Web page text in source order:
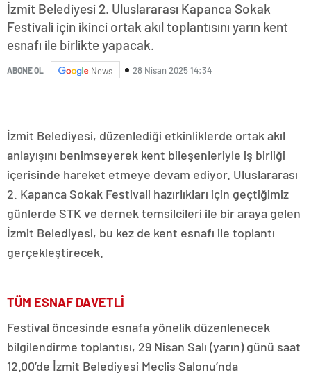
İzmit Belediyesi 2. Uluslararası Kapanca Sokak
Festivali için ikinci ortak akıl toplantısını yarın kent
esnafı ile birlikte yapacak.
ABONE OL News 28 Nisan 2025 14:34
İzmit Belediyesi, düzenlediği etkinliklerde ortak akıl
anlayışını benimseyerek kent bileşenleriyle iş birliği
içerisinde hareket etmeye devam ediyor. Uluslararası
2. Kapanca Sokak Festivali hazırlıkları için geçtiğimiz
günlerde STK ve dernek temsilcileri ile bir araya gelen
İzmit Belediyesi, bu kez de kent esnafı ile toplantı
gerçekleştirecek.
TÜM ESNAF DAVETLİ
Festival öncesinde esnafa yönelik düzenlenecek
bilgilendirme toplantısı, 29 Nisan Salı (yarın) günü saat
12.00’de İzmit Belediyesi Meclis Salonu’nda